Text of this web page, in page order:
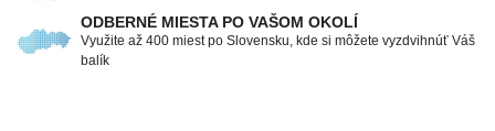
ODBERNÉ MIESTA PO VAŠOM OKOLÍ
Využite až 400 miest po Slovensku, kde si môžete vyzdvihnúť Váš
balík